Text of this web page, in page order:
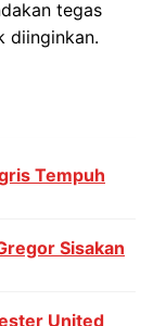
tegas
diinginkan.
Tempuh
Sisakan
United